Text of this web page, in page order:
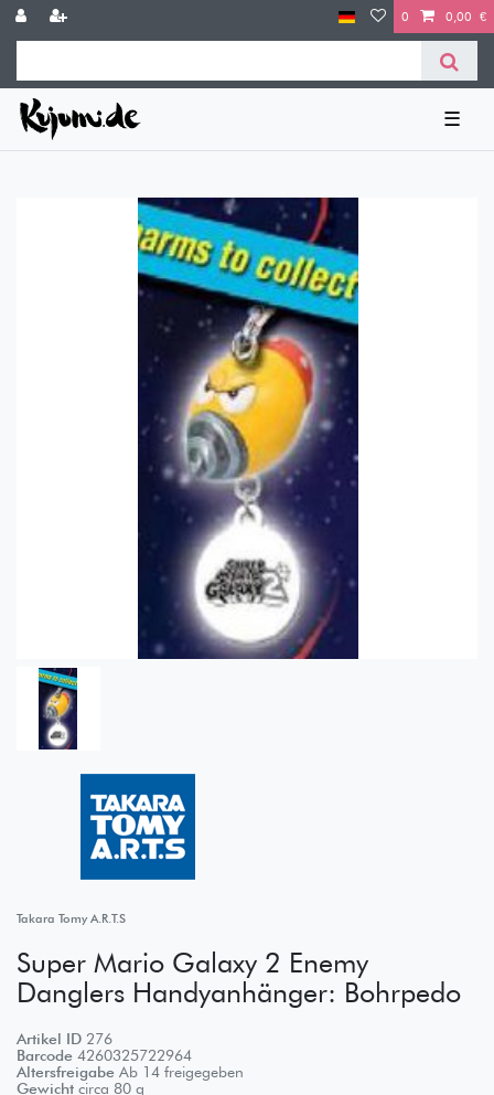
0 0,00 €
☰
Takara Tomy A.R.T.S
Super Mario Galaxy 2 Enemy
Danglers Handyanhänger: Bohrpedo
Artikel ID 276
Barcode 4260325722964
Altersfreigabe Ab 14 freigegeben
Gewicht circa 80 g